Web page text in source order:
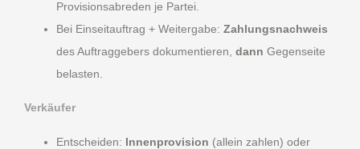
Provisionsabreden je Partei.
Bei Einseitauftrag + Weitergabe: Zahlungsnachweis
des Auftraggebers dokumentieren, dann Gegenseite
belasten.
Verkäufer
Entscheiden: Innenprovision (allein zahlen) oder